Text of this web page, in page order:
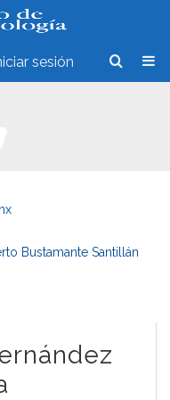
sesión
Bustamante Santillán